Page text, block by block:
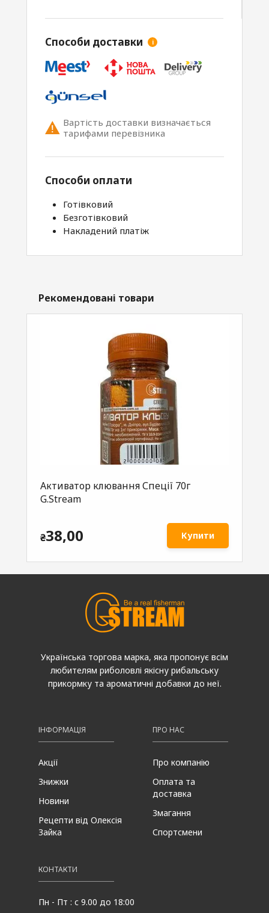
Способи доставки i
Вартість доставки визначається
тарифами перевізника
Способи оплати
Готівковий
Безготівковий
Накладений платіж
Рекомендовані товари
Активатор клювання Спеції 70г
G.Stream
₴38,00 Купити
Українська торгова марка, яка пропонує всім
любителям риболовлі якісну рибальську
прикормку та ароматичні добавки до неї.
ІНФОРМАЦІЯ
Акції
Знижки
Новини
Рецепти від Олексія
Зайка
ПРО НАС
Про компанію
Оплата та
доставка
Змагання
Спортсмени
КОНТАКТИ
Пн - Пт : с 9.00 до 18:00